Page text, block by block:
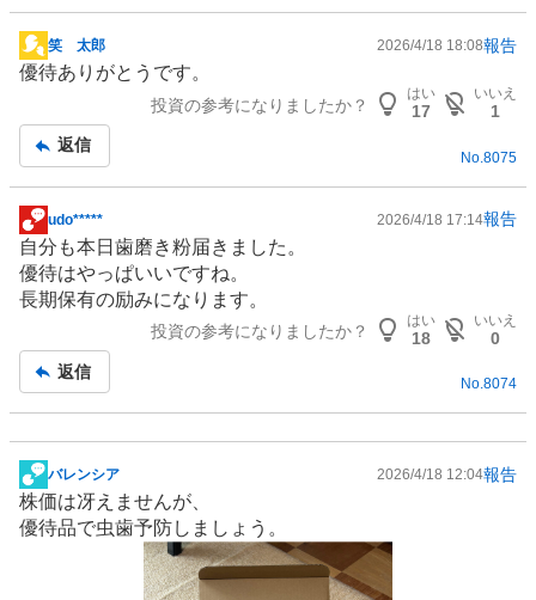
掲
示
事
笑 太郎 2026/4/18 18:08報告
優待ありがとうです。
投資の参考になりましたか？
はい
17
いいえ
1
返信
No.8075
掲
示
板
記
udo***** 2026/4/18 17:14報告
自分も本日歯磨き粉届きました。
優待はやっぱいいですね。
長期保有の励みになります。
投資の参考になりましたか？
はい
18
いいえ
0
返信
No.8074
掲
示
板
バレンシア 2026/4/18 12:04報告
株価は冴えませんが、
優待品で虫歯予防しましょう。